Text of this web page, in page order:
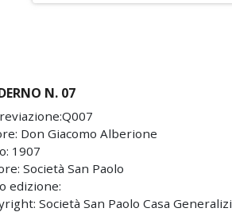
N. 07
Don Giacomo Alberione
1907
Società San Paolo
edizione:
Società San Paolo Casa